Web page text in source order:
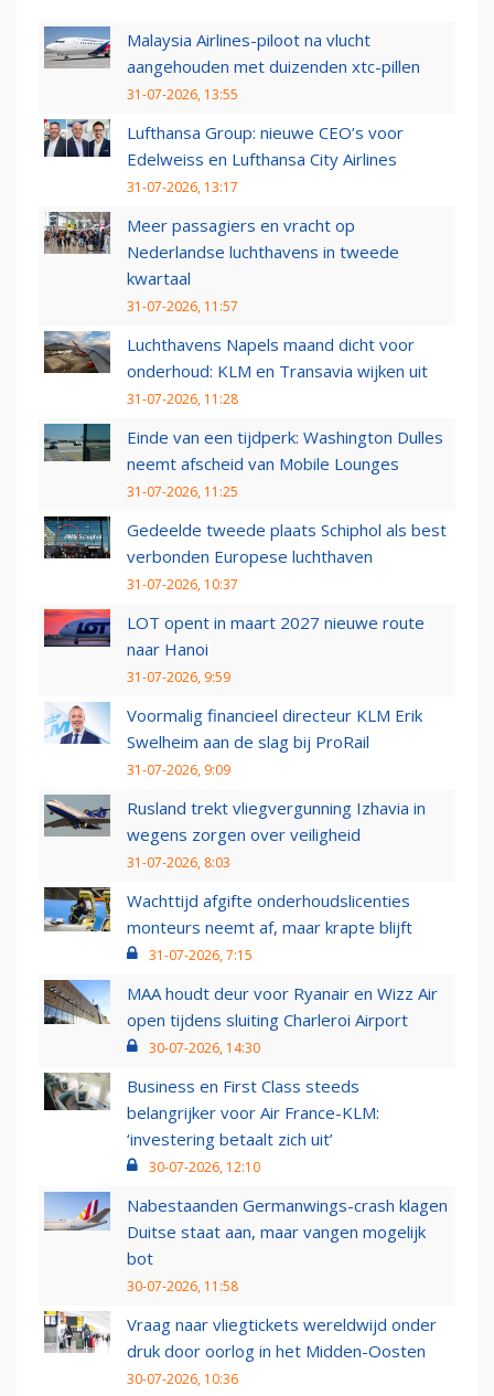
Malaysia Airlines-piloot na vlucht
aangehouden met duizenden xtc-pillen
31-07-2026, 13:55
Lufthansa Group: nieuwe CEO’s voor
Edelweiss en Lufthansa City Airlines
31-07-2026, 13:17
Meer passagiers en vracht op
Nederlandse luchthavens in tweede
kwartaal
31-07-2026, 11:57
Luchthavens Napels maand dicht voor
onderhoud: KLM en Transavia wijken uit
31-07-2026, 11:28
Einde van een tijdperk: Washington Dulles
neemt afscheid van Mobile Lounges
31-07-2026, 11:25
Gedeelde tweede plaats Schiphol als best
verbonden Europese luchthaven
31-07-2026, 10:37
LOT opent in maart 2027 nieuwe route
naar Hanoi
31-07-2026, 9:59
Voormalig financieel directeur KLM Erik
Swelheim aan de slag bij ProRail
31-07-2026, 9:09
Rusland trekt vliegvergunning Izhavia in
wegens zorgen over veiligheid
31-07-2026, 8:03
Wachttijd afgifte onderhoudslicenties
monteurs neemt af, maar krapte blijft
31-07-2026, 7:15
MAA houdt deur voor Ryanair en Wizz Air
open tijdens sluiting Charleroi Airport
30-07-2026, 14:30
Business en First Class steeds
belangrijker voor Air France-KLM:
‘investering betaalt zich uit’
30-07-2026, 12:10
Nabestaanden Germanwings-crash klagen
Duitse staat aan, maar vangen mogelijk
bot
30-07-2026, 11:58
Vraag naar vliegtickets wereldwijd onder
druk door oorlog in het Midden-Oosten
30-07-2026, 10:36